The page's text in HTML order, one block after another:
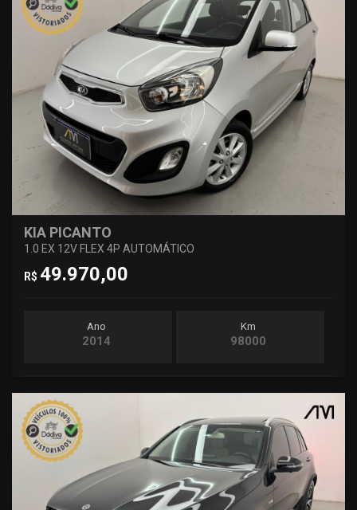
KIA PICANTO
1.0 EX 12V FLEX 4P AUTOMÁTICO
R$ 49.970,00
Ano
2014
Km
98000